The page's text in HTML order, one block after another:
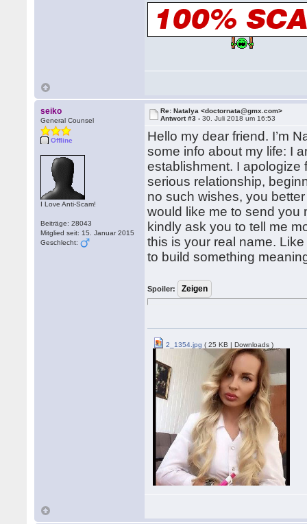
seiko
General Counsel
Offline
I Love Anti-Scam!
Beiträge: 28043
Mitglied seit: 15. Januar 2015
Geschlecht:
Re: Natalya <doctornata@gmx.com>
Antwort #3 -30. Juli 2018 um 16:53
Hello my dear friend. I’m
some info about my life: I
establishment. I apologize
serious relationship,
no such wishes, you
would like me to send you
kindly ask you to tell me
this is your real name.
to build something
Spoiler:
2_1354.jpg ( 25 KB | Downloads )